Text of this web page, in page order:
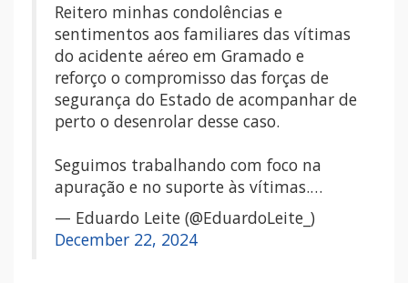
Reitero minhas condolências e
sentimentos aos familiares das vítimas
do acidente aéreo em Gramado e
reforço o compromisso das forças de
segurança do Estado de acompanhar de
perto o desenrolar desse caso.
Seguimos trabalhando com foco na
apuração e no suporte às vítimas.…
— Eduardo Leite (@EduardoLeite_)
December 22, 2024